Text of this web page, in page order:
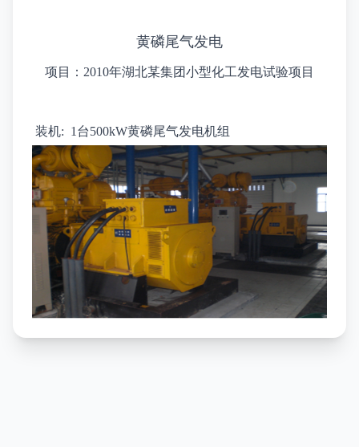
黄磷尾气发电
项目：2010年湖北某集团小型化工发电试验项目
装机: 1台500kW黄磷尾气发电机组